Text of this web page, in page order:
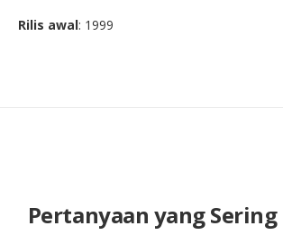
Rilis awal: 1999
Pertanyaan yang